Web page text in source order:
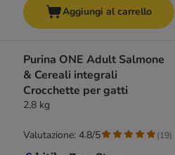
Aggiungi al carrello
Purina ONE Adult Salmone
& Cereali integrali
Crocchette per gatti
2,8 kg
Valutazione: 4.8/5 (19)